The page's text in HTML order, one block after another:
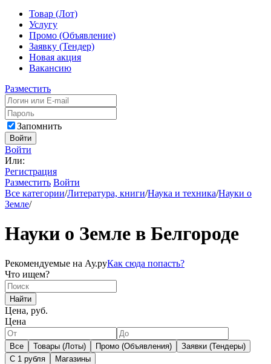
Товар (Лот)
Услугу
Промо (Объявление)
Заявку (Тендер)
Новая акция
Вакансию
Разместить
Запомнить
Войти
Войти
Или:
Регистрация
Разместить Войти
Все категории/Литература, книги/Наука и техника/Науки о
Земле/
Науки о Земле в Белгороде
Рекомендуемые на Ау.руКак сюда попасть?
Что ищем?
Найти
Цена, руб.
Цена
Все Товары (Лоты) Промо (Объявления)
Заявки (Тендеры)
С 1 рубля
Магазины